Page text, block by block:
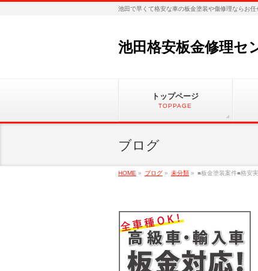
池田で早くて格安な車の板金塗装や傷修理ならお任
池田格安板金修理セ
トップページ
TOPPAGE
ブログ
HOME » ブログ » 未分類 » ■板金塗装案件■格安